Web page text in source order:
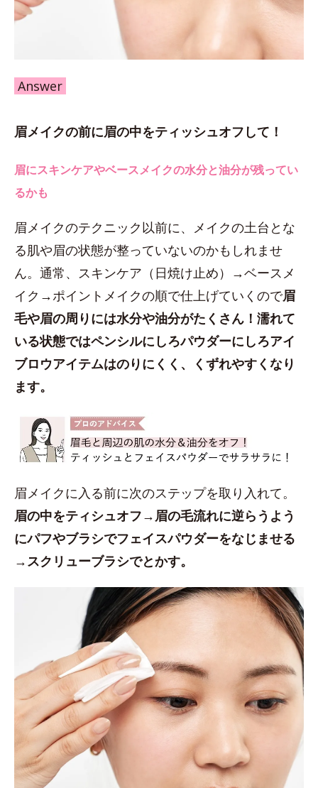
Answer
眉メイクの前に眉の中をティッシュオフして！
眉にスキンケアやベースメイクの水分と油分が残ってい
るかも
眉メイクのテクニック以前に、メイクの土台とな
る肌や眉の状態が整っていないのかもしれませ
ん。通常、スキンケア（日焼け止め）→ベースメ
イク→ポイントメイクの順で仕上げていくので眉
毛や眉の周りには水分や油分がたくさん！濡れて
いる状態ではペンシルにしろパウダーにしろアイ
ブロウアイテムはのりにくく、くずれやすくなり
ます。
眉メイクに入る前に次のステップを取り入れて。
眉の中をティシュオフ→眉の毛流れに逆らうよう
にパフやブラシでフェイスパウダーをなじませる
→スクリューブラシでとかす。